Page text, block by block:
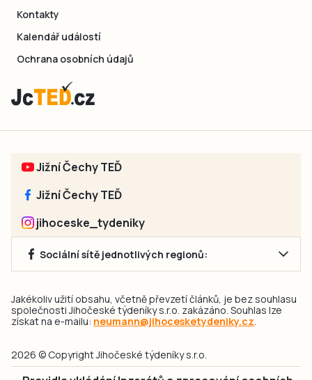
Kontakty
Kalendář událostí
Ochrana osobních údajů
Jižní Čechy TEĎ
Jižní Čechy TEĎ
jihoceske_tydeniky
Sociální sítě jednotlivých regionů:
Jakékoliv užití obsahu, včetně převzetí článků, je bez souhlasu
společnosti Jihočeské týdeníky s.r.o. zakázáno. Souhlas lze
získat na e-mailu: neumann@jihocesketydeniky.cz.
2026 © Copyright Jihočeské týdeníky s.r.o.